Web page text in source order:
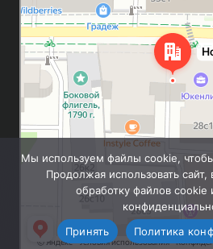
Мы используем файлы cookie,
Продолжая использовать
обработку файлов cookie
Принять
Политика